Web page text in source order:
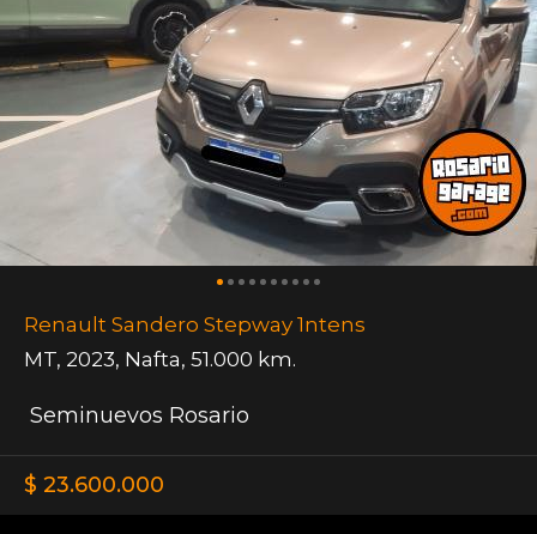
Renault Sandero Stepway 1ntens
MT, 2023, Nafta, 51.000 km.
Seminuevos Rosario
$ 23.600.000